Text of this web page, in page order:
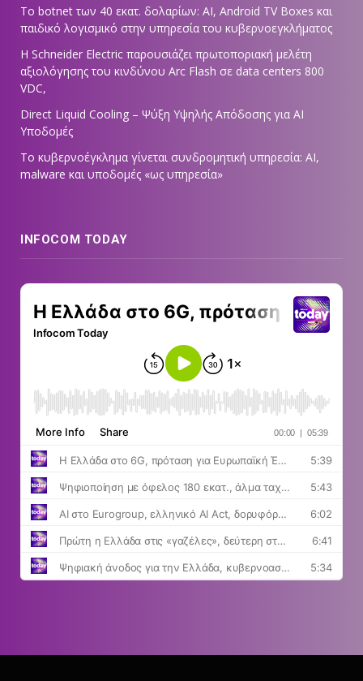
Το botnet των 40 εκατ. δολαρίων: AI, Android TV Boxes και
παιδικό λογισμικό στην υπηρεσία του κυβερνοεγκλήματος
Η Schneider Electric παρουσιάζει πρωτοποριακή μελέτη
αξιολόγησης του κινδύνου Arc Flash σε data centers 800
VDC,
Direct Liquid Cooling – Ψύξη Υψηλής Απόδοσης για AI
Υποδομές
Το κυβερνοέγκλημα γίνεται συνδρομητική υπηρεσία: AI,
malware και υποδομές «ως υπηρεσία»
INFOCOM TODAY